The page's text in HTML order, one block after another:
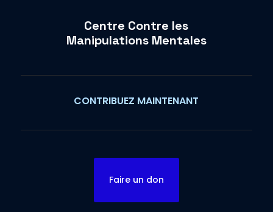
Centre Contre les
Manipulations Mentales
CONTRIBUEZ MAINTENANT
Faire un don